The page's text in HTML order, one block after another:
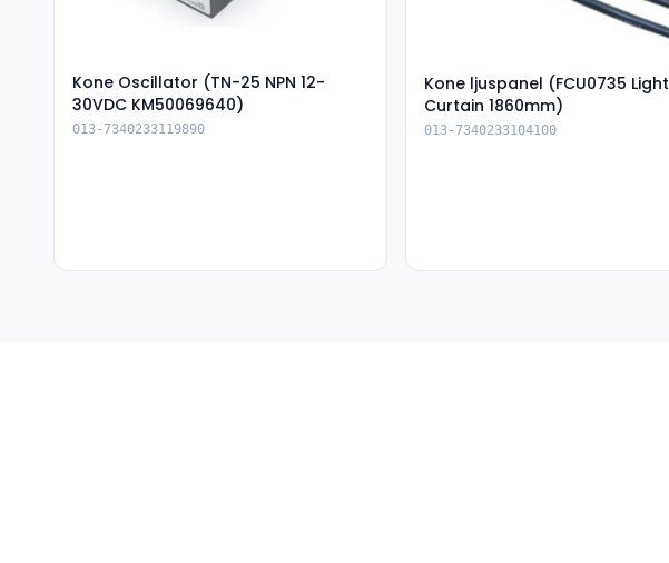
Kone Oscillator (TN-25 NPN 12-
30VDC KM50069640)
013-7340233119890
Kone ljuspanel (FCU0735 Light
Curtain 1860mm)
013-7340233104100